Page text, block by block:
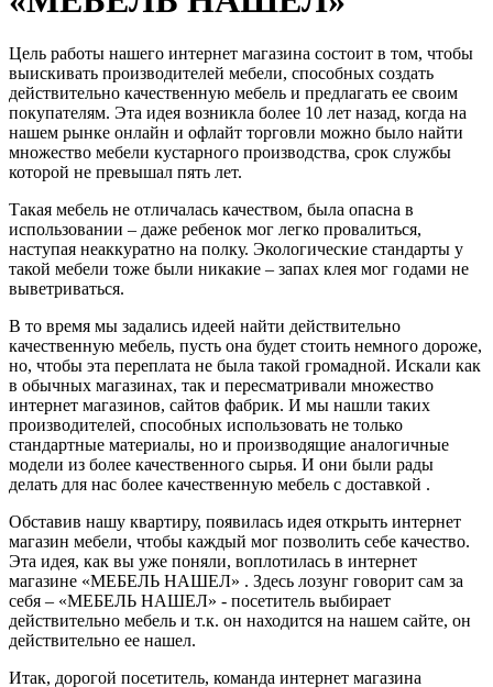
Цель работы нашего интернет магазина состоит в том, чтобы
выискивать производителей мебели, способных создать
действительно качественную мебель и предлагать ее своим
покупателям. Эта идея возникла более 10 лет назад, когда на
нашем рынке онлайн и офлайт торговли можно было найти
множество мебели кустарного производства, срок службы
которой не превышал пять лет.
Такая мебель не отличалась качеством, была опасна в
использовании – даже ребенок мог легко провалиться,
наступая неаккуратно на полку. Экологические стандарты у
такой мебели тоже были никакие – запах клея мог годами не
выветриваться.
В то время мы задались идеей найти действительно
качественную мебель, пусть она будет стоить немного дороже,
но, чтобы эта переплата не была такой громадной. Искали как
в обычных магазинах, так и пересматривали множество
интернет магазинов, сайтов фабрик. И мы нашли таких
производителей, способных использовать не только
стандартные материалы, но и производящие аналогичные
модели из более качественного сырья. И они были рады
делать для нас более качественную мебель с доставкой .
Обставив нашу квартиру, появилась идея открыть интернет
магазин мебели, чтобы каждый мог позволить себе качество.
Эта идея, как вы уже поняли, воплотилась в интернет
магазине «МЕБЕЛЬ НАШЕЛ» . Здесь лозунг говорит сам за
себя – «МЕБЕЛЬ НАШЕЛ» - посетитель выбирает
действительно мебель и т.к. он находится на нашем сайте, он
действительно ее нашел.
Итак, дорогой посетитель, команда интернет магазина